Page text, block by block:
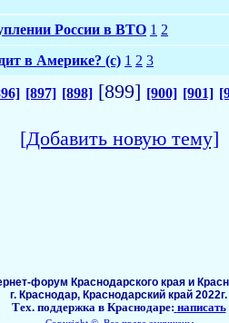
России в ВТО 1 2
в Америке? (с) 1 2 3
[897] [898][899] [900] [901]
[Добавить новую тему]
форум Краснодарского края и
г. Краснодар, Краснодарский край 2022г.
Тех. поддержка в Краснодаре: написать